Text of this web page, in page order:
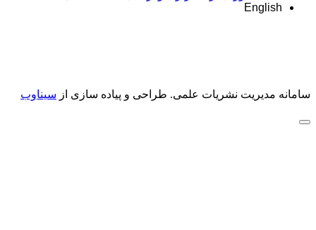
English
سامانه مدیریت نشریات علمی. طراحی و پیاده سازی از سیناوب